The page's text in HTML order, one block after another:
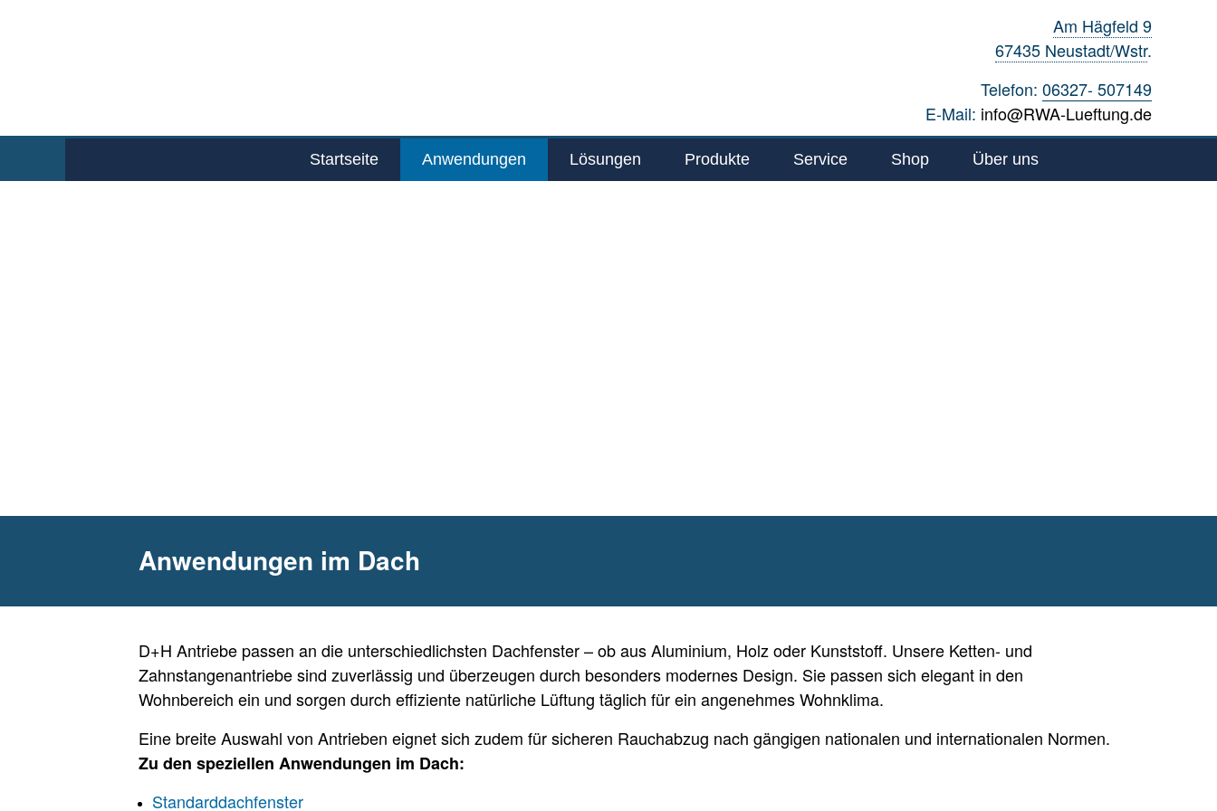
Startseite Anwendungen Lösungen Produkte Service Shop Über uns
Am Hägfeld 9
67435 Neustadt/Wstr.
Telefon: 06327- 507149
E-Mail: info@RWA-Lueftung.de
Anwendungen im Dach
D+H Antriebe passen an die unterschiedlichsten Dachfenster – ob aus Aluminium, Holz oder Kunststoff. Unsere Ketten- und
Zahnstangenantriebe sind zuverlässig und überzeugen durch besonders modernes Design. Sie passen sich elegant in den
Wohnbereich ein und sorgen durch effiziente natürliche Lüftung täglich für ein angenehmes Wohnklima.
Eine breite Auswahl von Antrieben eignet sich zudem für sicheren Rauchabzug nach gängigen nationalen und internationalen Normen.
Zu den speziellen Anwendungen im Dach:
Standarddachfenster